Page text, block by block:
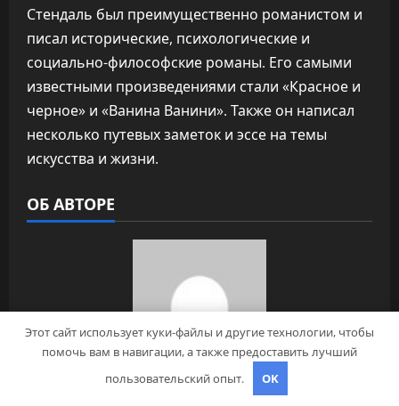
Стендаль был преимущественно романистом и
писал исторические, психологические и
социально-философские романы. Его самыми
известными произведениями стали «Красное и
черное» и «Ванина Ванини». Также он написал
несколько путевых заметок и эссе на темы
искусства и жизни.
ОБ АВТОРЕ
pristroykin_
Этот сайт использует куки-файлы и другие технологии, чтобы
помочь вам в навигации, а также предоставить лучший
пользовательский опыт.
OK